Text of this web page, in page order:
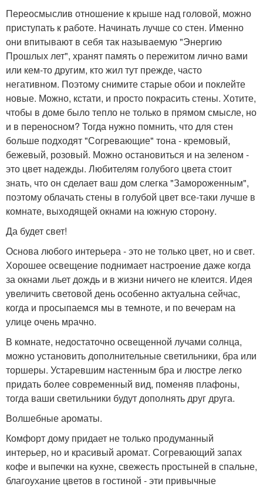
Переосмыслив отношение к крыше над головой, можно
приступать к работе. Начинать лучше со стен. Именно
они впитывают в себя так называемую "Энергию
Прошлых лет", хранят память о пережитом лично вами
или кем-то другим, кто жил тут прежде, часто
негативном. Поэтому снимите старые обои и поклейте
новые. Можно, кстати, и просто покрасить стены. Хотите,
чтобы в доме было тепло не только в прямом смысле, но
и в переносном? Тогда нужно помнить, что для стен
больше подходят "Согревающие" тона - кремовый,
бежевый, розовый. Можно остановиться и на зеленом -
это цвет надежды. Любителям голубого цвета стоит
знать, что он сделает ваш дом слегка "Замороженным",
поэтому облачать стены в голубой цвет все-таки лучше в
комнате, выходящей окнами на южную сторону.
Да будет свет!
Основа любого интерьера - это не только цвет, но и свет.
Хорошее освещение поднимает настроение даже когда
за окнами льет дождь и в жизни ничего не клеится. Идея
увеличить световой день особенно актуальна сейчас,
когда и просыпаемся мы в темноте, и по вечерам на
улице очень мрачно.
В комнате, недостаточно освещенной лучами солнца,
можно установить дополнительные светильники, бра или
торшеры. Устаревшим настенным бра и люстре легко
придать более современный вид, поменяв плафоны,
тогда ваши светильники будут дополнять друг друга.
Волшебные ароматы.
Комфорт дому придает не только продуманный
интерьер, но и красивый аромат. Согревающий запах
кофе и выпечки на кухне, свежесть простыней в спальне,
благоухание цветов в гостиной - эти привычные